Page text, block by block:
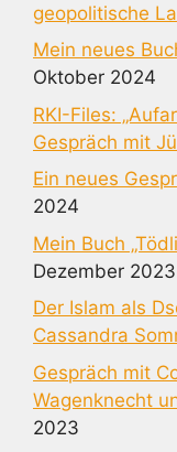
geopolitische
Mein neues
Oktober 2024
RKI-Files:
Gespräch mit
Ein neues
2024
Mein Buch
Dezember 2023
Der Islam als
Cassandra
Gespräch mit
Wagenknecht
2023